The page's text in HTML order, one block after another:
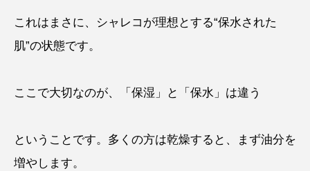
これはまさに、シャレコが理想とする“保水された
肌”の状態です。
ここで大切なのが、「保湿」と「保水」は違う
ということです。多くの方は乾燥すると、まず油分を
増やします。